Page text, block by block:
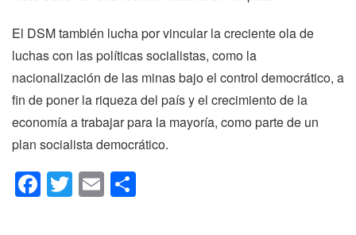
El DSM también lucha por vincular la creciente ola de
luchas con las políticas socialistas, como la
nacionalización de las minas bajo el control democrático, a
fin de poner la riqueza del país y el crecimiento de la
economía a trabajar para la mayoría, como parte de un
plan socialista democrático.
Facebook
Twitter
Email